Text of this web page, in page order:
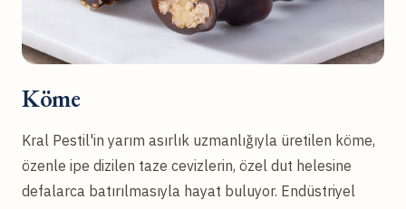
Köme
Kral Pestil'in yarım asırlık uzmanlığıyla üretilen köme,
özenle ipe dizilen taze cevizlerin, özel dut helesine
defalarca batırılmasıyla hayat buluyor. Endüstriyel